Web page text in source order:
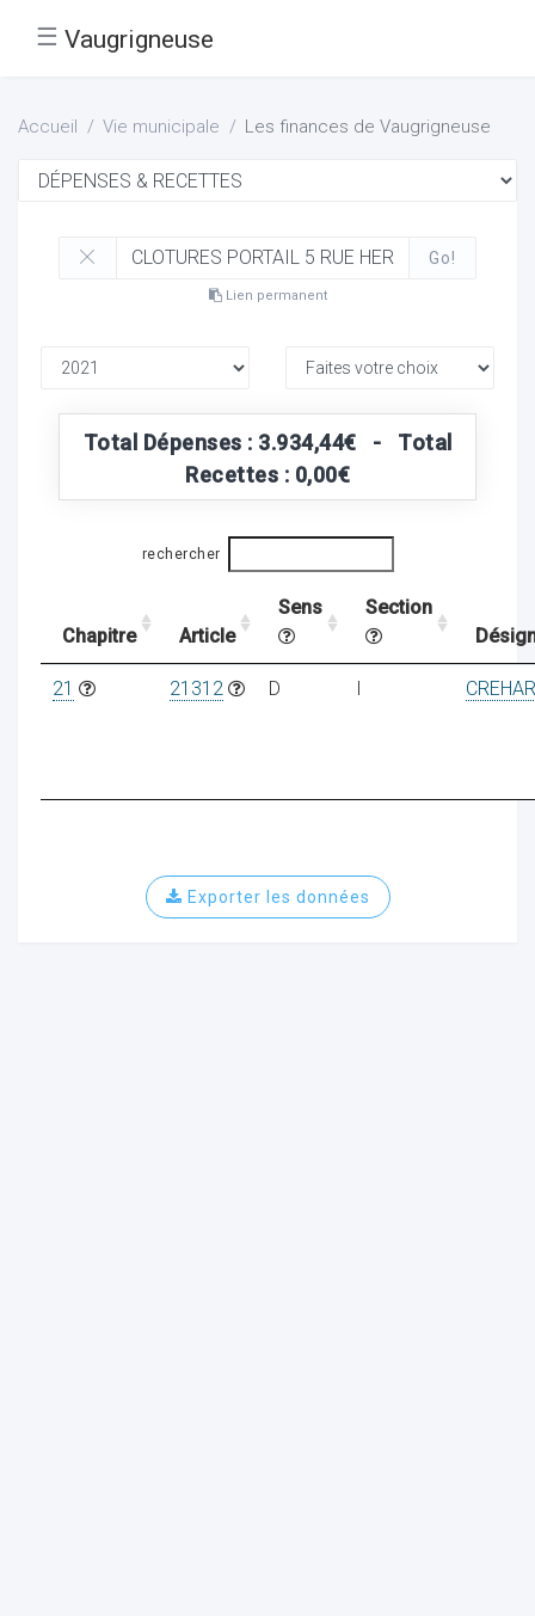
☰ Vaugrigneuse
Accueil Vie municipale Les finances de Vaugrigneuse
Go!
Lien permanent
Total Dépenses : 3.934,44€ - Total
Recettes : 0,00€
rechercher
Chapitre Article
Sens
Section
21 21312 D I
Exporter les données